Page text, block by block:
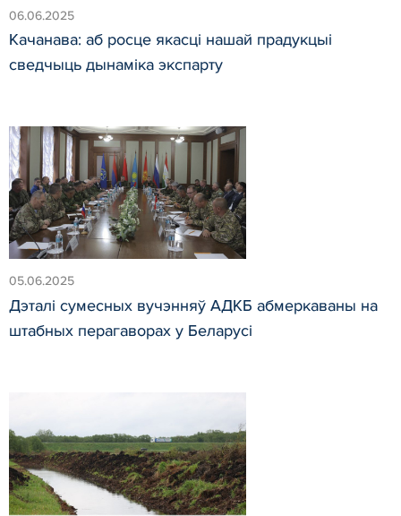
06.06.2025
Качанава: аб росце якасці нашай прадукцыі
сведчыць дынаміка экспарту
05.06.2025
Дэталі сумесных вучэнняў АДКБ абмеркаваны на
штабных перагаворах у Беларусі